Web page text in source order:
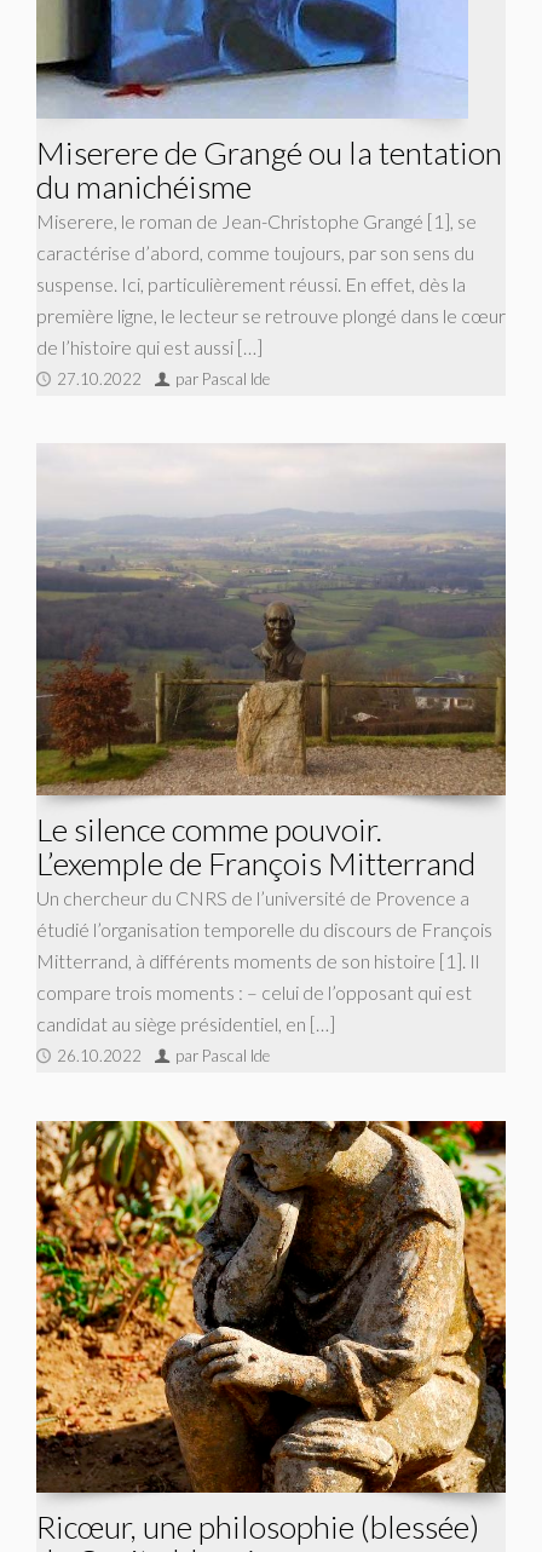
Miserere de Grangé ou la tentation
du manichéisme
Miserere, le roman de Jean-Christophe Grangé [1], se
caractérise d’abord, comme toujours, par son sens du
suspense. Ici, particulièrement réussi. En effet, dès la
première ligne, le lecteur se retrouve plongé dans le cœur
de l’histoire qui est aussi […]
27.10.2022 par Pascal Ide
Le silence comme pouvoir.
L’exemple de François Mitterrand
Un chercheur du CNRS de l’université de Provence a
étudié l’organisation temporelle du discours de François
Mitterrand, à différents moments de son histoire [1]. Il
compare trois moments : – celui de l’opposant qui est
candidat au siège présidentiel, en […]
26.10.2022 par Pascal Ide
Ricœur, une philosophie (blessée)